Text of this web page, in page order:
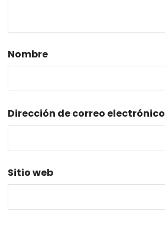
Nombre
Dirección de correo electrónico
Sitio web